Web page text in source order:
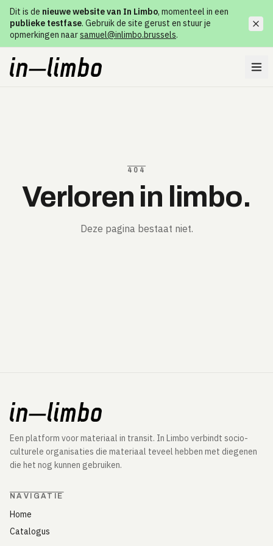
Dit is de nieuwe website van In Limbo, momenteel in een
publieke testfase. Gebruik de site gerust en stuur je
opmerkingen naarsamuel@inlimbo.brussels.
404
Verloren in limbo.
Deze pagina bestaat niet.
Een platform voor materiaal in transit. In Limbo verbindt socio-
culturele organisaties die materiaal teveel hebben met diegenen
die het nog kunnen gebruiken.
NAVIGATIE
Home
Catalogus